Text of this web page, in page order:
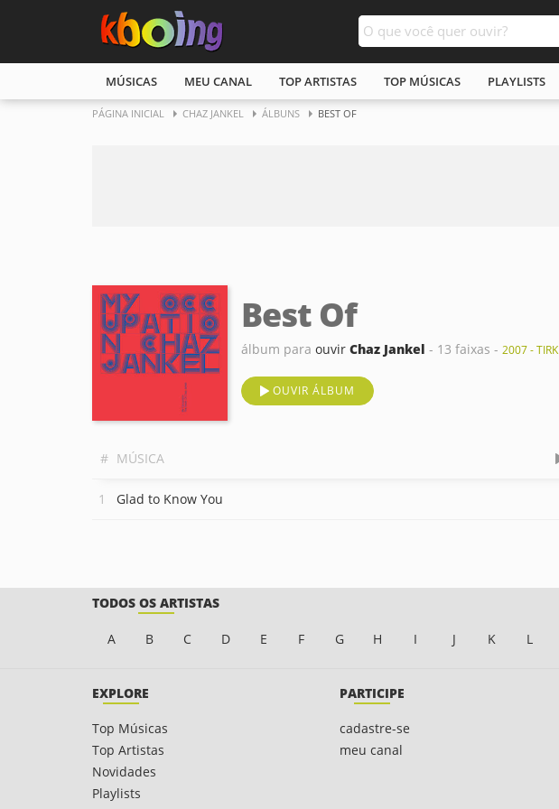
MÚSICAS MEU CANAL TOP ARTISTAS TOP MÚSICAS PLAYLISTS
PÁGINA INICIAL CHAZ JANKEL ÁLBUNS BEST OF
Best Of
álbum para ouvir Chaz Jankel - 13 faixas - 2007 - TIRK
OUVIR ÁLBUM
# MÚSICA
Glad to Know You
TODOS OS ARTISTAS
A B C D E F G H I J K L
EXPLORE
Top Músicas
Top Artistas
Novidades
Playlists
PARTICIPE
cadastre-se
meu canal